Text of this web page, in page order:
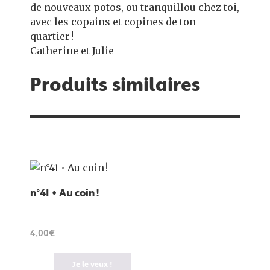
de nouveaux potos, ou tranquillou chez toi,
avec les copains et copines de ton
quartier !
Catherine et Julie
Produits similaires
n°41 • Au coin !
4,00€
Je le veux !